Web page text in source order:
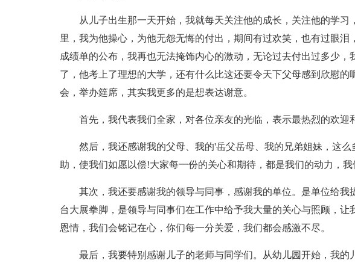
从儿子出生那一天开始，我就每天关注他的成长，关注他的学习
里，我为他操心，为他无怨无悔的付出，期间有过欢笑，也有过眼泪
成绩单的公布，我再也无法掩饰内心的激动，无论过去付出过多少，
了，他考上了理想的大学，还有什么比这还要令天下父母感到欣慰的
会，举办筵席，其实我更多的是想表达谢意。
首先，我代表我们全家，对各位亲友的光临，表示最热烈的欢迎
然后，我还感谢我的父母、我的'岳父岳母、我的兄弟姐妹，这么
助，使我们如愿以偿!大家每一份的关心和期待，都是我们的动力，
其次，我还要感谢我的领导与同事，感谢我的单位。是单位给我
台大展拳脚，是领导与同事们在工作中给予我大量的关心与照顾，让
恩情，我们会铭记在心，你们每一分关爱，我们都会感激不尽。
最后，我要特别感谢儿子的老师与同学们。从幼儿园开始，我的